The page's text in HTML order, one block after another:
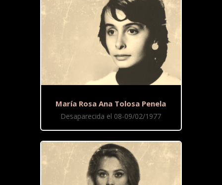
María Rosa Ana Tolosa Penela
Desaparecida el 08-09/02/1977